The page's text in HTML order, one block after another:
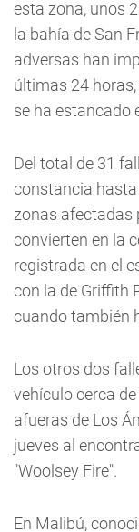
esta zona, unos
la bahía de San
adversas han
últimas 24
se ha estancado
Del total de 31
constancia
zonas afectadas
convierten en la
registrada en el
con la de Griffith
cuando también
Los otros dos
vehículo cerca
afueras de Los
jueves al
"Woolsey Fire".
En Malibú,